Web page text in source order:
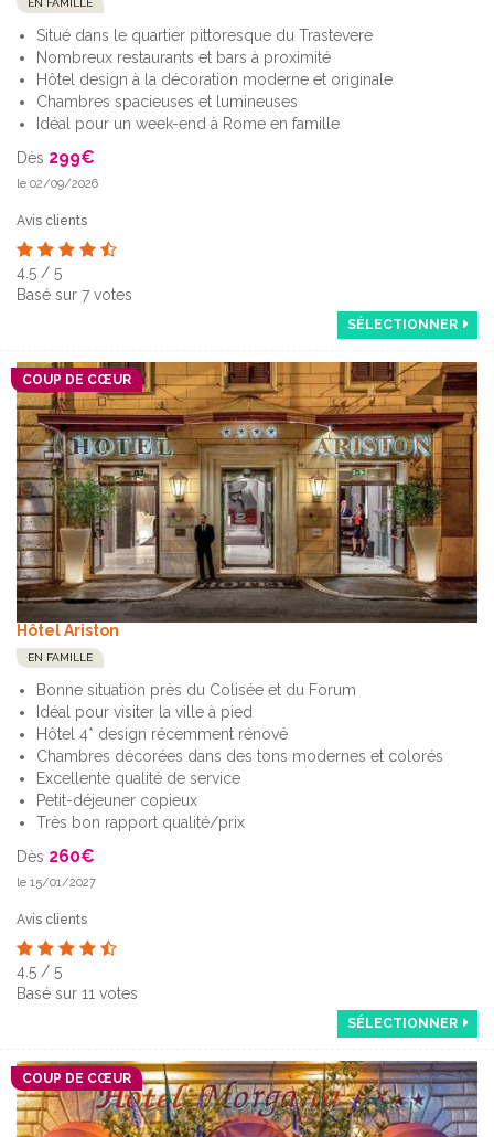
EN FAMILLE
Situé dans le quartier pittoresque du Trastevere
Nombreux restaurants et bars à proximité
Hôtel design à la décoration moderne et originale
Chambres spacieuses et lumineuses
Idéal pour un week-end à Rome en famille
Dès 299€
le 02/09/2026
Avis clients
4.5 / 5
Basé sur 7 votes
SÉLECTIONNER
COUP DE CŒUR
Hôtel Ariston
EN FAMILLE
Bonne situation près du Colisée et du Forum
Idéal pour visiter la ville à pied
Hôtel 4* design récemment rénové
Chambres décorées dans des tons modernes et colorés
Excellente qualité de service
Petit-déjeuner copieux
Très bon rapport qualité/prix
Dès 260€
le 15/01/2027
Avis clients
4.5 / 5
Basé sur 11 votes
SÉLECTIONNER
COUP DE CŒUR